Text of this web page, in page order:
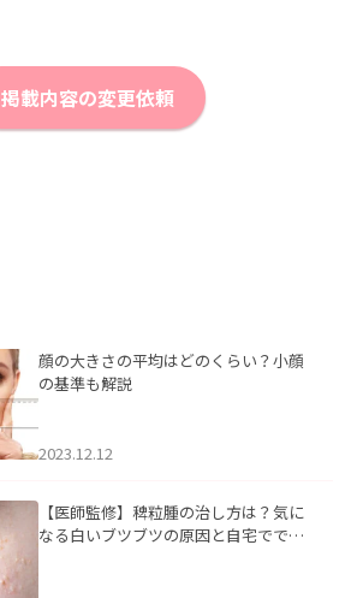
掲載内容の変更依頼
顔の大きさの平均はどのくらい？小顔
の基準も解説
2023.12.12
【医師監修】稗粒腫の治し方は？気に
なる白いブツブツの原因と自宅ででき